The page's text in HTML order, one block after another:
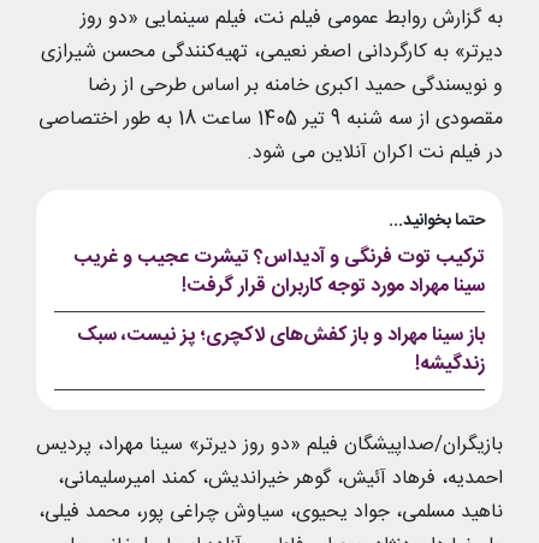
به گزارش روابط عمومی فیلم نت، فیلم سینمایی «دو روز
دیرتر» به کارگردانی اصغر نعیمی، تهیه‌کنندگی محسن شیرازی
و نویسندگی حمید اکبری خامنه بر اساس طرحی از رضا
مقصودی از سه شنبه 9 تیر 1405 ساعت 18 به طور اختصاصی
در فیلم نت اکران آنلاین می شود.
حتما بخوانید...
ترکیب توت فرنگی و آدیداس؟ تیشرت عجیب و غریب
سینا مهراد مورد توجه کاربران قرار گرفت!
باز سینا مهراد و باز کفش‌های لاکچری؛ پز نیست، سبک
زندگیشه!
بازیگران/صداپیشگان فیلم «دو روز دیرتر» سینا مهراد، پردیس
احمدیه، فرهاد آئیش، گوهر خیراندیش، کمند امیرسلیمانی،
ناهید مسلمی، جواد یحیوی، سیاوش چراغی پور، محمد فیلی،